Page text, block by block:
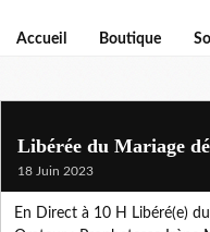
Accueil Boutique
Libérée du Mariage
18 Juin 2023
En Direct à 10 H Libéré(e)